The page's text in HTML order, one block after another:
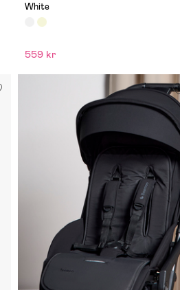
White
559 kr